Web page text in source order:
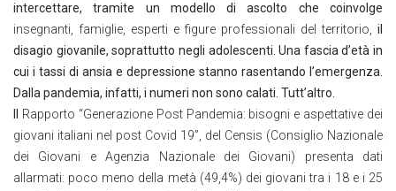
intercettare, tramite un modello di ascolto che coinvolge
insegnanti, famiglie, esperti e figure professionali del territorio, il
disagio giovanile, soprattutto negli adolescenti. Una fascia d’età in
cui i tassi di ansia e depressione stanno rasentando l’emergenza.
Dalla pandemia, infatti, i numeri non sono calati. Tutt’altro.
Rapporto “Generazione Post Pandemia: bisogni e aspettative dei
giovani italiani nel post Covid 19”, del Censis (Consiglio Nazionale
dei Giovani e Agenzia Nazionale dei Giovani) presenta dati
allarmati: poco meno della metà (49,4%) dei giovani tra i 18 e i 25